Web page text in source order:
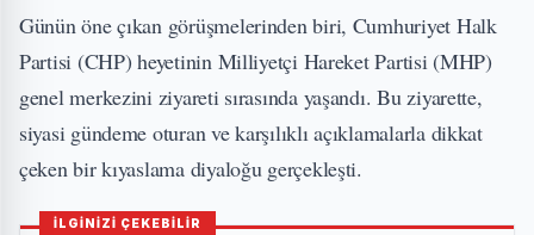
Günün öne çıkan görüşmelerinden biri, Cumhuriyet Halk
Partisi (CHP) heyetinin Milliyetçi Hareket Partisi (MHP)
genel merkezini ziyareti sırasında yaşandı. Bu ziyarette,
siyasi gündeme oturan ve karşılıklı açıklamalarla dikkat
çeken bir kıyaslama diyaloğu gerçekleşti.
İLGİNİZİ ÇEKEBİLİR